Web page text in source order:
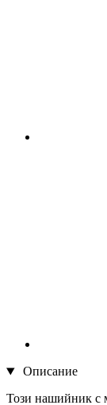
Описание
Този нашийник с